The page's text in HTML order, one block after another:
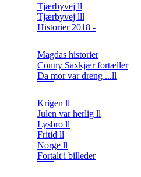
Tjærbyvej ll
Tjærbyvej lll
Historier 2018 -
Magdas historier
Conny Saxkjær fortæller
Da mor var dreng ...ll
Krigen ll
Julen var herlig ll
Lysbro ll
Fritid ll
Norge ll
Fortalt i billeder